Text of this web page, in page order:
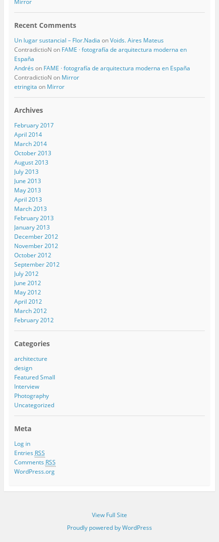
Recent Comments
Un lugar sustancial – Flor.Nadia onVoids. Aires Mateus
ContradictioN on FAME · fotografía de arquitectura moderna en
España
Andrés on FAME · fotografía de arquitectura moderna en España
ContradictioN on Mirror
etringita on Mirror
Archives
February 2017
April 2014
March 2014
October 2013
August 2013
July 2013
June 2013
May 2013
April 2013
March 2013
February 2013
January 2013
December 2012
November 2012
October 2012
September 2012
July 2012
June 2012
May 2012
April 2012
March 2012
February 2012
Categories
architecture
design
Featured Small
Interview
Photography
Uncategorized
Meta
Log in
Entries RSS
Comments RSS
WordPress.org
View Full Site
Proudly powered by WordPress